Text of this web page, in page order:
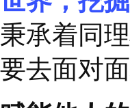
纳德拉
软的首